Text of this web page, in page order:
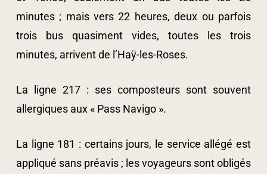
minutes ; mais vers 22 heures, deux ou parfois
trois bus quasiment vides, toutes les trois
minutes, arrivent de l’Haÿ-les-Roses.
La ligne 217 : ses composteurs sont souvent
allergiques aux « Pass Navigo ».
La ligne 181 : certains jours, le service allégé est
appliqué sans préavis ; les voyageurs sont obligés